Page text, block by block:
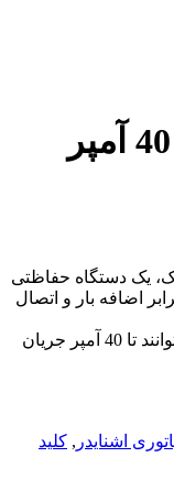
کلید مينياتوری سه پل 40 آمپر
الکتریک، یک دستگاه حفاظتی
اضافه بار و اتصال
این کلید دارای سه پل است که هر کدام می توانند تا 40 آمپر جریان
اشنایدر , کلید